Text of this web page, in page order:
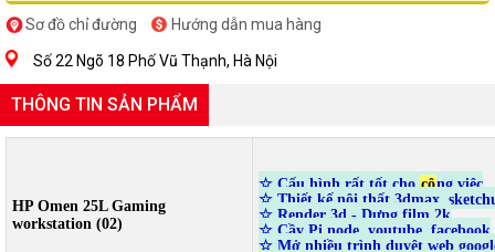
Sơ đồ chỉ đường Hướng dẫn mua hàng
Số 22 Ngõ 18 Phố Vũ Thạnh, Hà Nội
THÔNG TIN SẢN PHẨM
HP Omen 25L Gaming
workstation (02)
☆ Cấu hình rất tốt cho công việc
☆ Thiết kế nội thất 3dmax,
☆ Render 3d - Dựng film 2k
☆ Cầy Pi node, youtube. facebook
☆ Mở nhiều trình duyệt web